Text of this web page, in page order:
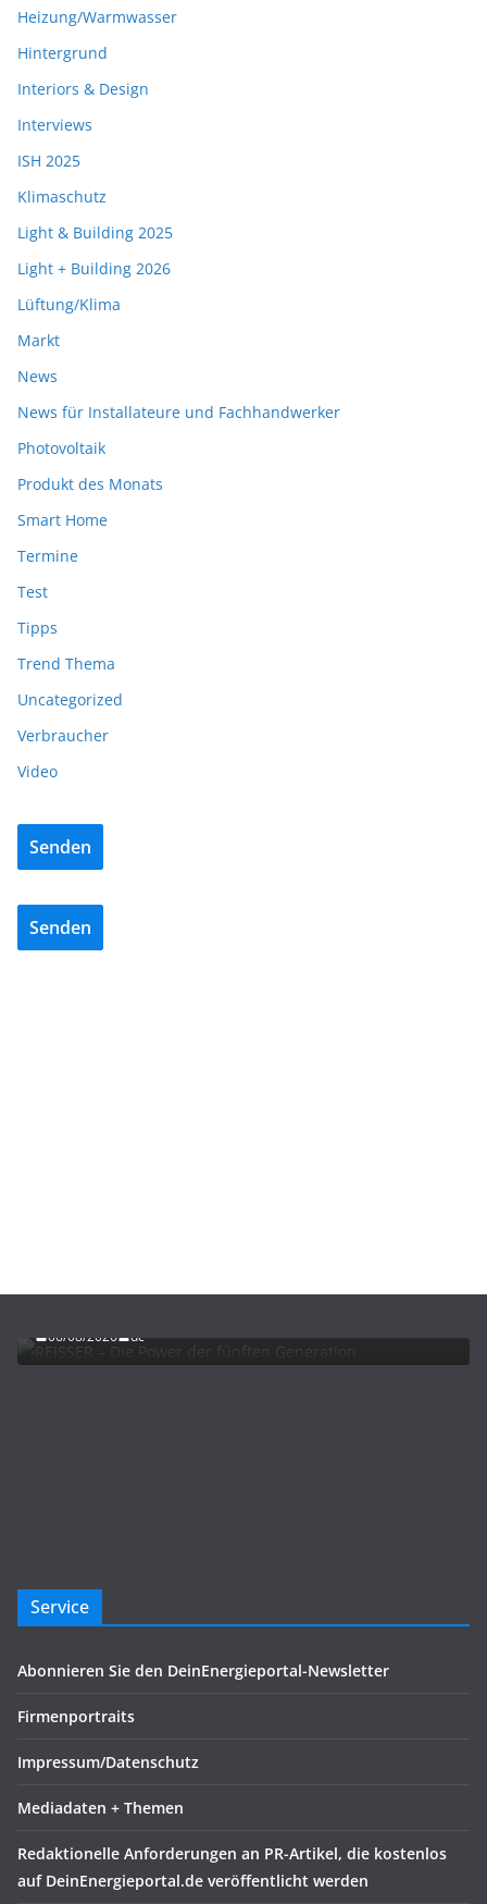
Heizung/Warmwasser
Hintergrund
Interiors & Design
Interviews
ISH 2025
Klimaschutz
Light & Building 2025
Light + Building 2026
Lüftung/Klima
Markt
News
News für Installateure und Fachhandwerker
Photovoltaik
Produkt des Monats
Smart Home
Termine
Test
Tipps
Trend Thema
Uncategorized
Verbraucher
Video
Senden
Senden
REISSER – Die Power der fünften Generation
06/08/2026 dc
Service
Abonnieren Sie den DeinEnergieportal-Newsletter
Firmenportraits
Impressum/Datenschutz
Mediadaten + Themen
Redaktionelle Anforderungen an PR-Artikel, die kostenlos
auf DeinEnergieportal.de veröffentlicht werden